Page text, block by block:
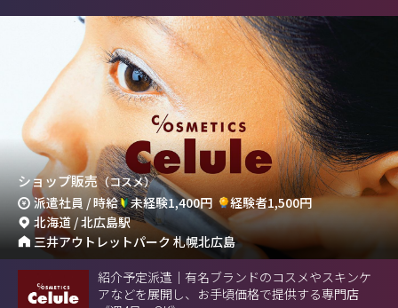
ショップ販売（コスメ）
派遣社員 / 時給 未経験1,400円
経験者1,500円
北海道 / 北広島駅
三井アウトレットパーク 札幌北広島
紹介予定派遣｜有名ブランドのコスメやスキンケ
アなどを展開し、お手頃価格で提供する専門店